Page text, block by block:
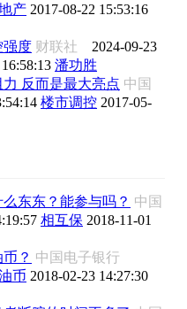
产 2017-08-22 15:53:16
强度 财联社 2024-09-23
潘功胜
反而是最大亮点 中国
楼市调控 2017-05-
东东？能参与吗？ 中国
相互保 2018-11-01
？ 中国电子银行
币 2018-02-23 14:27:30